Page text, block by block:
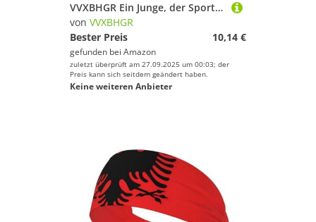
VVXBHGR Ein Junge, der Sportkopfband für Männer und Frauen liebt, weich und atmungsaktiv, feuchtigkeitsableitend, athletisch
von VVXBHGR
Bester Preis
10,14 €
gefunden bei Amazon
zuletzt überprüft am 27.09.2025 um 00:03; der
Preis kann sich seitdem geändert haben.
Keine weiteren Anbieter